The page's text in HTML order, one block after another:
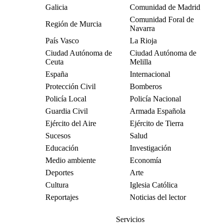
Galicia
Comunidad de Madrid
Región de Murcia
Comunidad Foral de
Navarra
País Vasco
La Rioja
Ciudad Autónoma de
Ceuta
Ciudad Autónoma de
Melilla
España
Internacional
Protección Civil
Bomberos
Policía Local
Policía Nacional
Guardia Civil
Armada Española
Ejército del Aire
Ejército de Tierra
Sucesos
Salud
Educación
Investigación
Medio ambiente
Economía
Deportes
Arte
Cultura
Iglesia Católica
Reportajes
Noticias del lector
Servicios